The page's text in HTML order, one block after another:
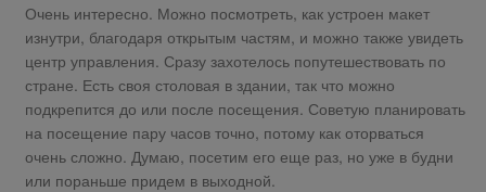
Очень интересно. Можно посмотреть, как устроен макет
изнутри, благодаря открытым частям, и можно также увидеть
центр управления. Сразу захотелось попутешествовать по
стране. Есть своя столовая в здании, так что можно
подкрепится до или после посещения. Советую планировать
на посещение пару часов точно, потому как оторваться
очень сложно. Думаю, посетим его еще раз, но уже в будни
или пораньше придем в выходной.